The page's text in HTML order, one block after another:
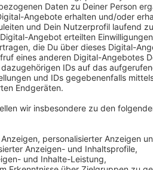
Das Wohlstandsgefälle in
den Zahlen der Hans-Böckler-
Haushalte in Leverkusen im letzten
waren es zum Beispiel im
das Rheinisch-Bergischen zu den
Die Studie zeigt auch: Viel getan
nicht. Seit 2000 ist das verfügbare
zwei Prozent gestiegen.